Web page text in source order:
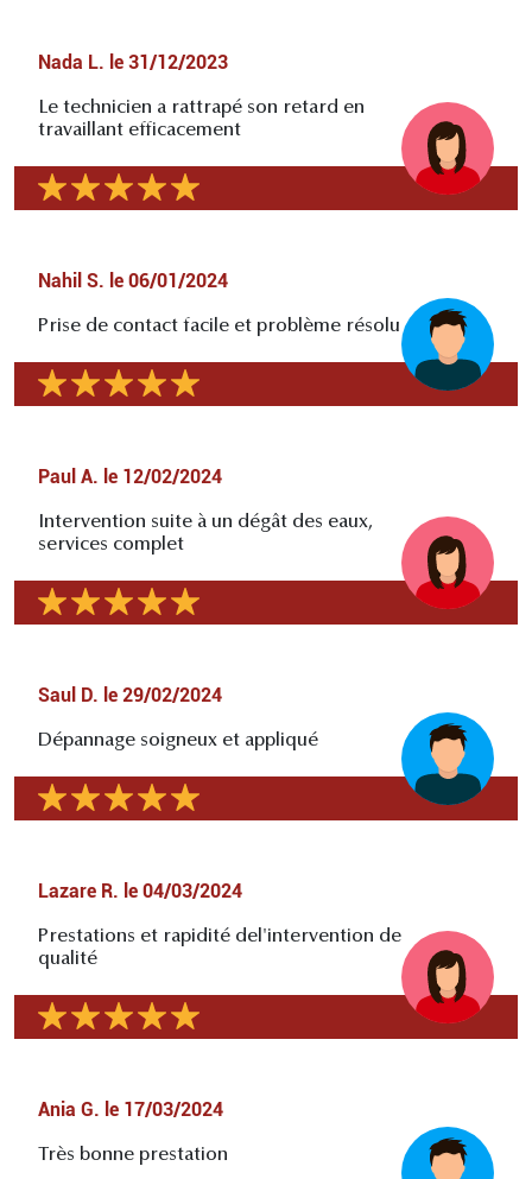
Nada L. le 31/12/2023
Le technicien a rattrapé son retard en
travaillant efficacement
Nahil S. le 06/01/2024
Prise de contact facile et problème résolu
Paul A. le 12/02/2024
Intervention suite à un dégât des eaux,
services complet
Saul D. le 29/02/2024
Dépannage soigneux et appliqué
Lazare R. le 04/03/2024
Prestations et rapidité del'intervention de
qualité
Ania G. le 17/03/2024
Très bonne prestation